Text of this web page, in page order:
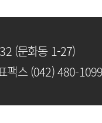
(문화동 1-27)
스 (042) 480-